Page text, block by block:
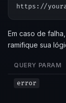
Em caso de
ramifique sua
QUERY PARAM
error